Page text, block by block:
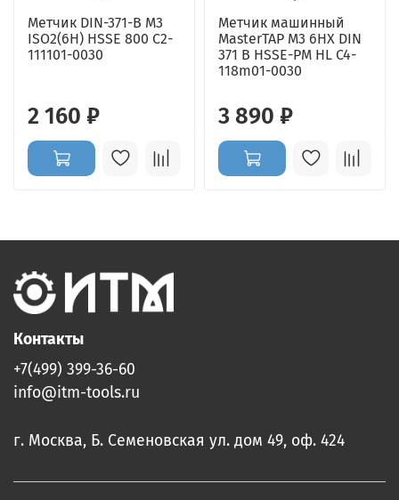
Метчик DIN-371-B M3
ISO2(6H) HSSE 800 C2-
111101-0030
2 160 ₽
Метчик машинный
MasterTAP M3 6HX DIN
371 B HSSE-PM HL C4-
118m01-0030
3 890 ₽
Контакты
+7(499) 399-36-60
info@itm-tools.ru
г. Москва, Б. Семеновская ул. дом 49, оф. 424